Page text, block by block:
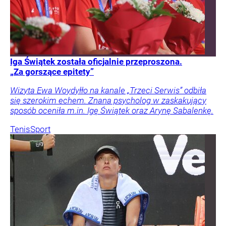
Iga Świątek została oficjalnie przeproszona.
„Za gorszące epitety”
Wizyta Ewa Woydyłło na kanale „Trzeci Serwis” odbiła
się szerokim echem. Znana psycholog w zaskakujący
sposób oceniła m.in. Igę Świątek oraz Arynę Sabalenkę.
TenisSport